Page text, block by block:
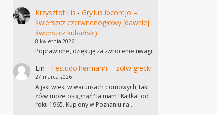
Krzysztof Lis - Gryllus locorojo –
świerszcz czerwnonogłowy (dawniej
świerszcz kubański)
8 kwietnia 2026
Poprawione, dziękuję za zwrócenie uwagi.
Lin - Testudo hermanni – żółw grecki
27 marca 2026
A jaki wiek, w warunkach domowych, taki
żółw może osiągnąć? Ja mam "Kajtka" od
roku 1965. Kupiony w Poznaniu na…